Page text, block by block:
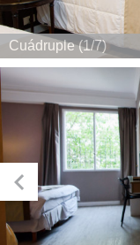
Cuádruple (1/7)